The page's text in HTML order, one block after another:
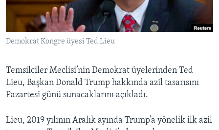
SANAT
BIZI TAKIP EDIN
Demokrat Kongre üyesi Ted Lieu
Temsilciler Meclisi’nin Demokrat üyelerinden Ted
Lieu, Başkan Donald Trump hakkında azil tasarısını
Pazartesi günü sunacaklarını açıkladı.
Lieu, 2019 yılının Aralık ayında Trump’a yönelik ilk azil